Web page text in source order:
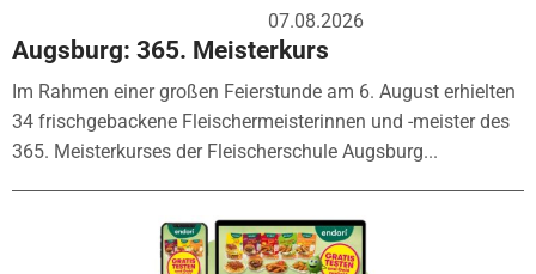
07.08.2026
Augsburg: 365. Meisterkurs
Im Rahmen einer großen Feierstunde am 6. August erhielten
34 frischgebackene Fleischermeisterinnen und -meister des
365. Meisterkurses der Fleischerschule Augsburg...